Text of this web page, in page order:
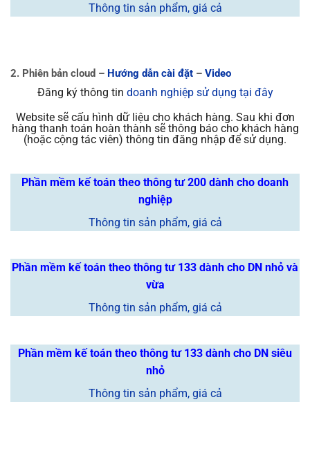
Thông tin sản phẩm, giá cả
2. Phiên bản cloud – Hướng dẫn cài đặt – Video
Đăng ký thông tin doanh nghiệp sử dụng tại đây
Website sẽ cấu hình dữ liệu cho khách hàng. Sau khi đơn
hàng thanh toán hoàn thành sẽ thông báo cho khách hàng
(hoặc cộng tác viên) thông tin đăng nhập để sử dụng.
Phần mềm kế toán theo thông tư 200 dành cho doanh
nghiệp
Thông tin sản phẩm, giá cả
Phần mềm kế toán theo thông tư 133 dành cho DN nhỏ và
vừa
Thông tin sản phẩm, giá cả
Phần mềm kế toán theo thông tư 133 dành cho DN siêu
nhỏ
Thông tin sản phẩm, giá cả